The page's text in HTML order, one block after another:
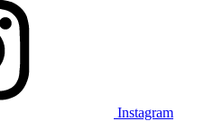
Instagram